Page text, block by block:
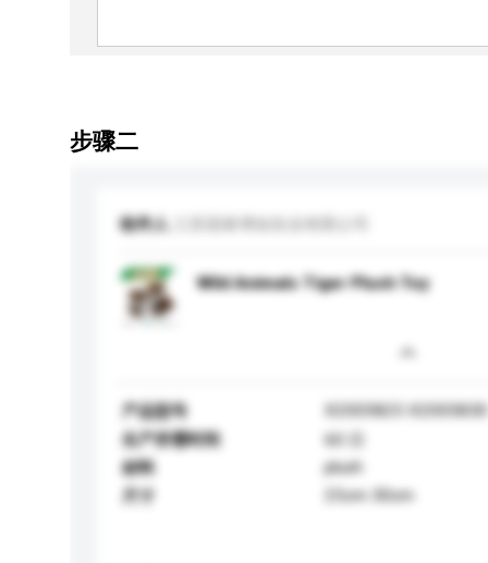
步骤二
收件人
Wild Animals Tiger Plush Toy
产品型号
X2005825 X2005830
生产所需时间
60 日
材料
plush
25cm 30cm